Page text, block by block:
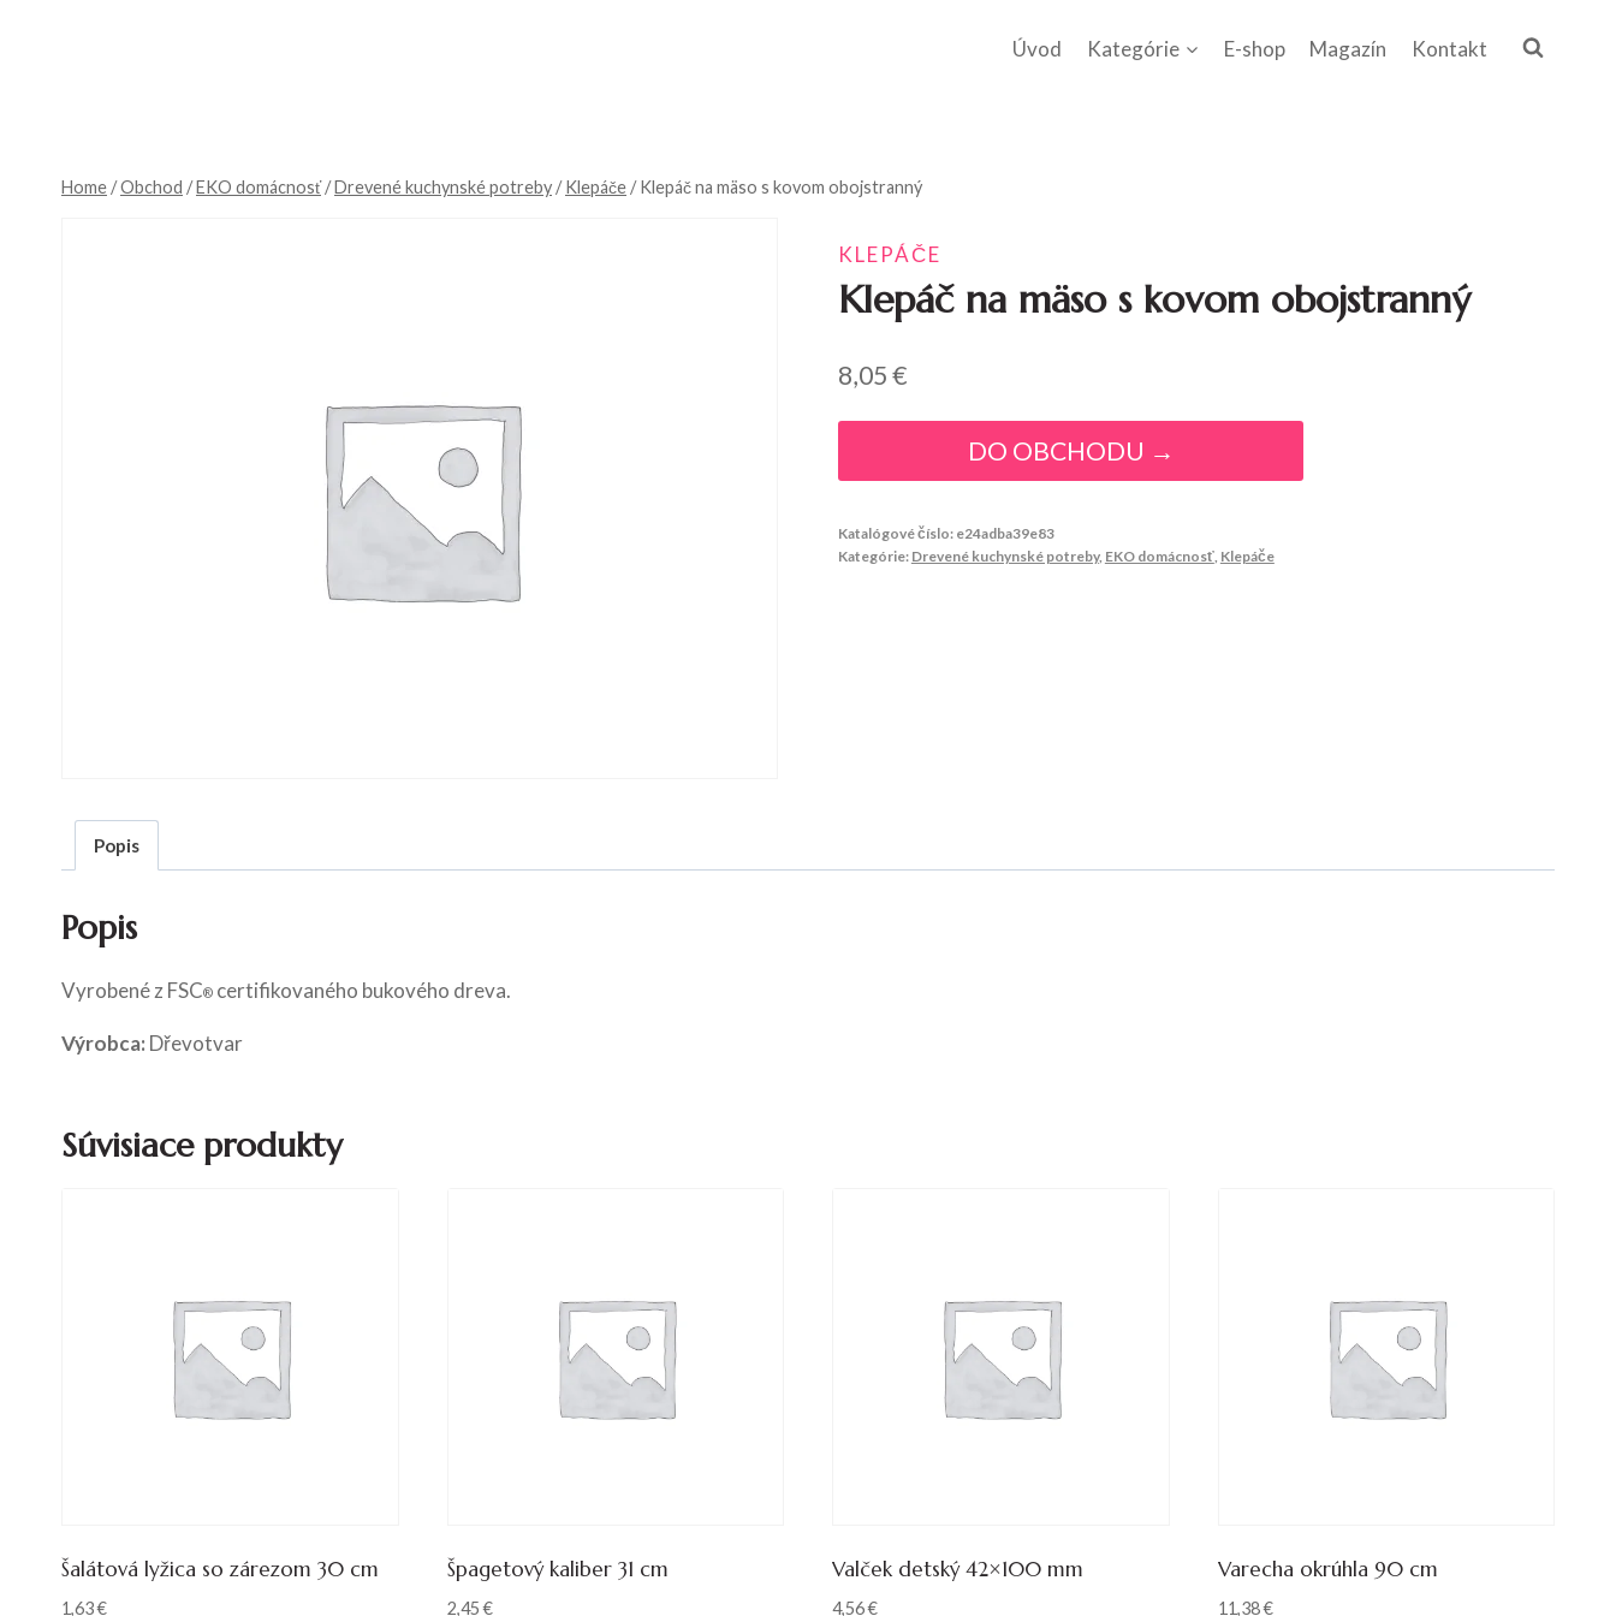
Úvod Kategórie E-shop Magazín Kontakt
Home /Obchod /EKO domácnosť /Drevené kuchynské potreby / Klepáče / Klepáč na mäso s kovom obojstranný
KLEPÁČE
Klepáč na mäso s kovom obojstranný
8,05€
DO OBCHODU →
Katalógové číslo: e24adba39e83
Kategórie: Drevené kuchynské potreby, EKO domácnosť, Klepáče
Popis
Popis
Vyrobené z FSC® certifikovaného bukového dreva.
Výrobca: Dřevotvar
Súvisiace produkty
Šalátová lyžica so zárezom 30 cm
1,63€
Špagetový kaliber 31 cm
2,45€
Valček detský 42×100 mm
4,56€
Varecha okrúhla 90 cm
11,38€